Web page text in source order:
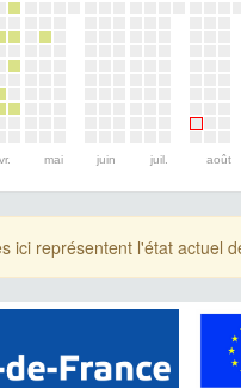
mai juin juil. août
ici représentent l'état actuel